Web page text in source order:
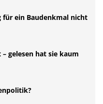
für ein Baudenkmal nicht
gelesen hat sie kaum